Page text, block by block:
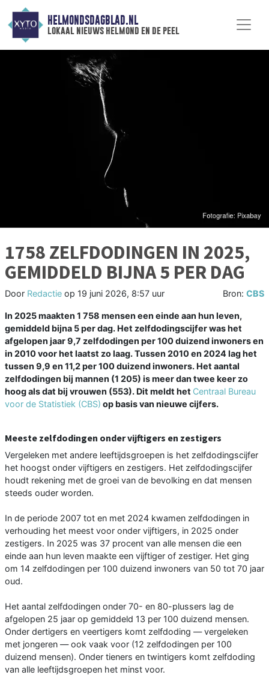
HELMONDSDAGBLAD.NL
lokaal nieuws helmond en de peel
1758 ZELFDODINGEN IN 2025,
GEMIDDELD BIJNA 5 PER DAG
Door Redactie op 19 juni 2026, 8:57 uur Bron: CBS
In 2025 maakten 1 758 mensen een einde aan hun leven,
gemiddeld bijna 5 per dag. Het zelfdodingscijfer was het
afgelopen jaar 9,7 zelfdodingen per 100 duizend inwoners en
in 2010 voor het laatst zo laag. Tussen 2010 en 2024 lag het
tussen 9,9 en 11,2 per 100 duizend inwoners. Het aantal
zelfdodingen bij mannen (1 205) is meer dan twee keer zo
hoog als dat bij vrouwen (553). Dit meldt het Centraal Bureau
voor de Statistiek (CBS) op basis van nieuwe cijfers.
Meeste zelfdodingen onder vijftigers en zestigers
Vergeleken met andere leeftijdsgroepen is het zelfdodingscijfer
het hoogst onder vijftigers en zestigers. Het zelfdodingscijfer
houdt rekening met de groei van de bevolking en dat mensen
steeds ouder worden.
In de periode 2007 tot en met 2024 kwamen zelfdodingen in
verhouding het meest voor onder vijftigers, in 2025 onder
zestigers. In 2025 was 37 procent van alle mensen die een
einde aan hun leven maakte een vijftiger of zestiger. Het ging
om 14 zelfdodingen per 100 duizend inwoners van 50 tot 70 jaar
oud.
Het aantal zelfdodingen onder 70- en 80-plussers lag de
afgelopen 25 jaar op gemiddeld 13 per 100 duizend mensen.
Onder dertigers en veertigers komt zelfdoding — vergeleken
met jongeren — ook vaak voor (12 zelfdodingen per 100
duizend mensen). Onder tieners en twintigers komt zelfdoding
van alle leeftijdsgroepen het minst voor.